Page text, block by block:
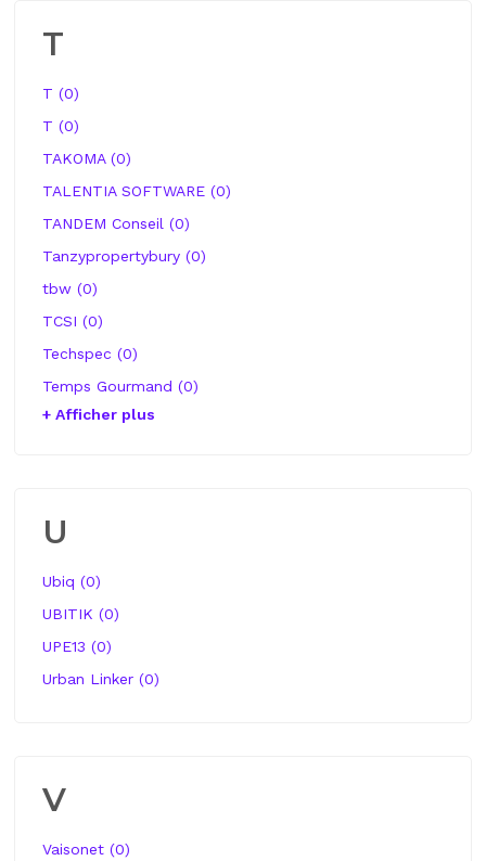
T
T (0)
T (0)
TAKOMA (0)
TALENTIA SOFTWARE (0)
TANDEM Conseil (0)
Tanzypropertybury (0)
tbw (0)
TCSI (0)
Techspec (0)
Temps Gourmand (0)
+ Afficher plus
U
Ubiq (0)
UBITIK (0)
UPE13 (0)
Urban Linker (0)
V
Vaisonet (0)